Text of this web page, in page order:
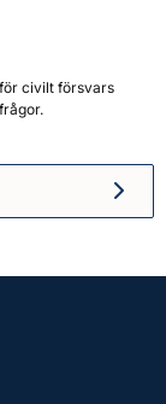
civilt försvars